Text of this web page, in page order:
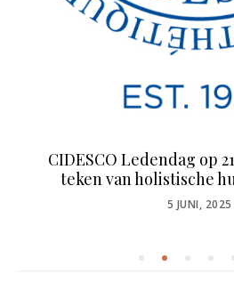
CIDESCO Ledendag op
teken van holistische
POSTED
5 JUNI, 2025